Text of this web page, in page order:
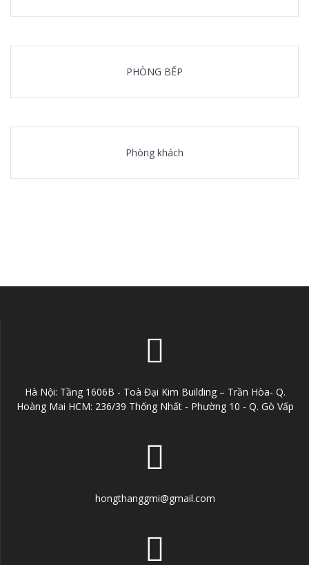
PHÒNG BẾP
Phòng khách
Hà Nội: Tầng 1606B - Toà Đại Kim Building – Trần Hòa- Q.
Hoàng Mai HCM: 236/39 Thống Nhất - Phường 10 - Q. Gò Vấp
hongthanggmi@gmail.com